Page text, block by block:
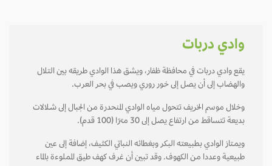
وادي دربات
يقع وادي دربات في محافظة ظفار، ويشق هذا الوادي طريقه بين التلال
والهضاب إلى أن يصل إلى خـور روري ويصب في بحر العرب.
وخلال موسم الخريف تتحول مياه الوادي المنحدرة من الجبال إلى شـلالات
بديعة تتساقط من ارتفاع يصل إلى 30 مترًا (100 قدم).
ويمـتاز الوادي بطبيعته البكر وبغطائه النباتي الكثيف، إضافة إلى عين
طبيعية وعددا من الكهوف. وقد تبين أن غرف كهف طيق المملوءة بالماء